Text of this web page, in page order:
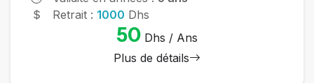
Retrait : 1000 Dhs
50 Dhs / Ans
Plus de détails